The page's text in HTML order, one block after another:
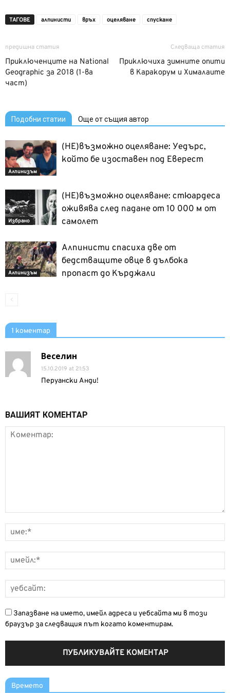
ТАГОВЕ алпинисти връх оцеляване спускане
предишна статия
Приключенците на National
Geographic за 2018 (1-ва
част)
Следваща статия
Приключиха зимните опити
в Каракорум и Хималаите
Подобни статии Още от същия автор
Алпинизъм
(НЕ)възможно оцеляване: Уедърс,
който бе изоставен под Еверест
Избрано
(НЕ)възможно оцеляване: стюардеса
оживява след падане от 10 000 м от
самолет
Алпинизъм
Алпинисти спасиха две от
бедстващите овце в дълбока
пропаст до Кърджали
1 коментар
Веселин
15.10.2019 at 21:53
Перуански Анди!
ВАШИЯТ КОМЕНТАР
Запазване на името, имейл адреса и уебсайта ми в този
браузър за следващия път когато коментирам.
Времето